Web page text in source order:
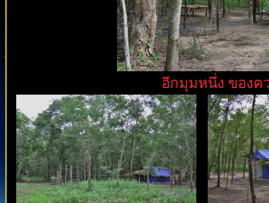
อีกมุมหนึ่ง ของค